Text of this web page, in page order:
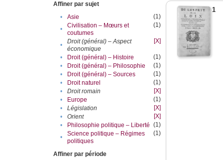
Affiner par sujet
•
Asie
(1)
•
Civilisation – Mœurs et
coutumes
(1)
•
Droit (général) – Aspect
économique
[X]
• Droit (général) – Histoire
(1)
•
Droit (général) – Philosophie
(1)
•
Droit (général) – Sources
(1)
•
Droit naturel
(1)
•
Droit romain
[X]
•
Europe
(1)
•
Législation
[X]
•
Orient
[X]
•
Philosophie politique – Liberté (1)
•
Science politique – Régimes
politiques
(1)
Affiner par période
1